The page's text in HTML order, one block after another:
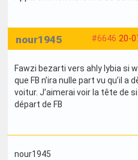
#6646 20-
nour1945
Fawzi bezarti vers ahly lybia si
que FB n’ira nulle part vu qu’il a
voitur. J’aimerai voir la tête de
départ de FB
nour1945